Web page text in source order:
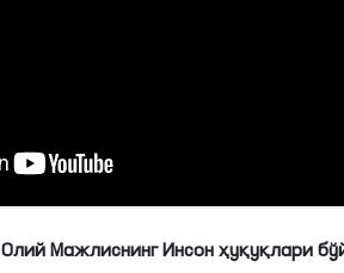
Олий Мажлиснинг Инсон ҳуқуқлари